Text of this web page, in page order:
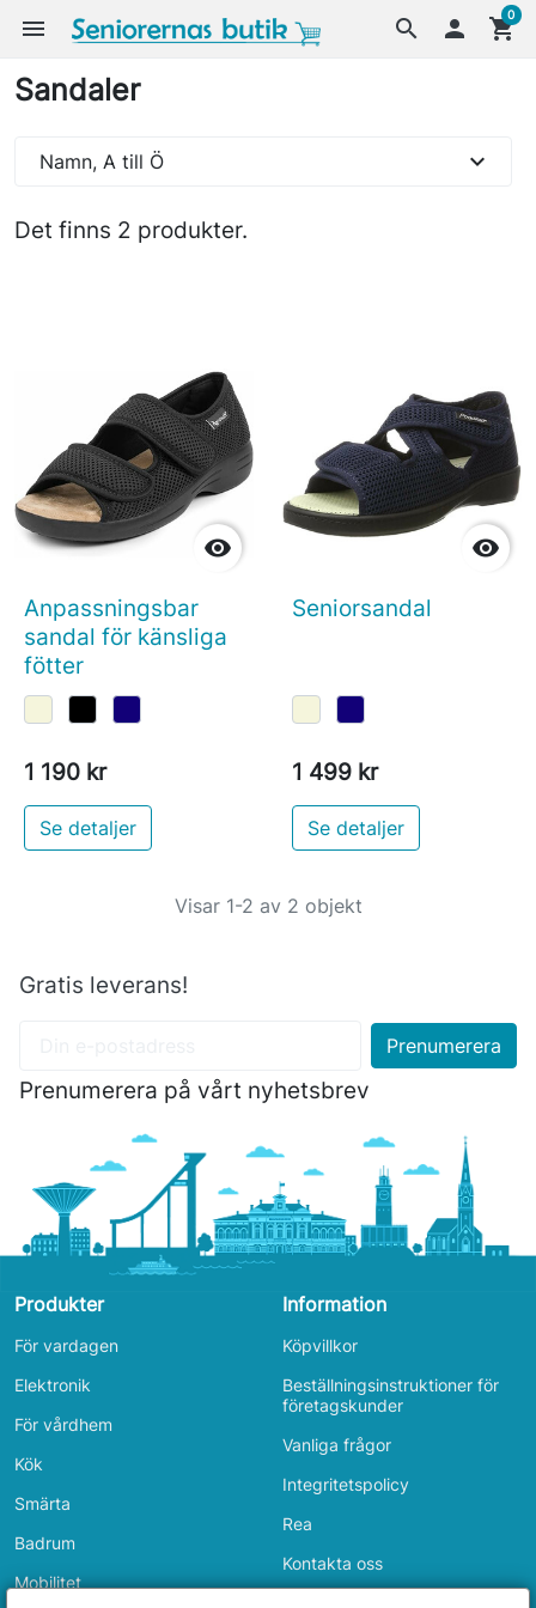
search
menu  shopping_cart
0
Sandaler
Det finns 2 produkter.
Namn, A till Ö expand_more

Anpassningsbar
sandal för känsliga
fötter
1 190 kr
Se detaljer

Seniorsandal
1 499 kr
Se detaljer
Visar 1-2 av 2 objekt
Gratis leverans!
Prenumerera på vårt nyhetsbrev
Produkter
För vardagen
Elektronik
För vårdhem
Kök
Smärta
Badrum
Mobilitet
Information
Köpvillkor
Beställningsinstruktioner för
företagskunder
Vanliga frågor
Integritetspolicy
Rea
Kontakta oss